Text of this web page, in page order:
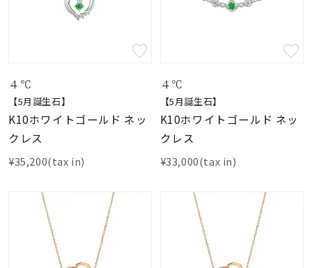
４℃
【5月誕生石】
K10ホワイトゴールド ネッ
クレス
¥35,200(tax in)
４℃
【5月誕生石】
K10ホワイトゴールド ネッ
クレス
¥33,000(tax in)